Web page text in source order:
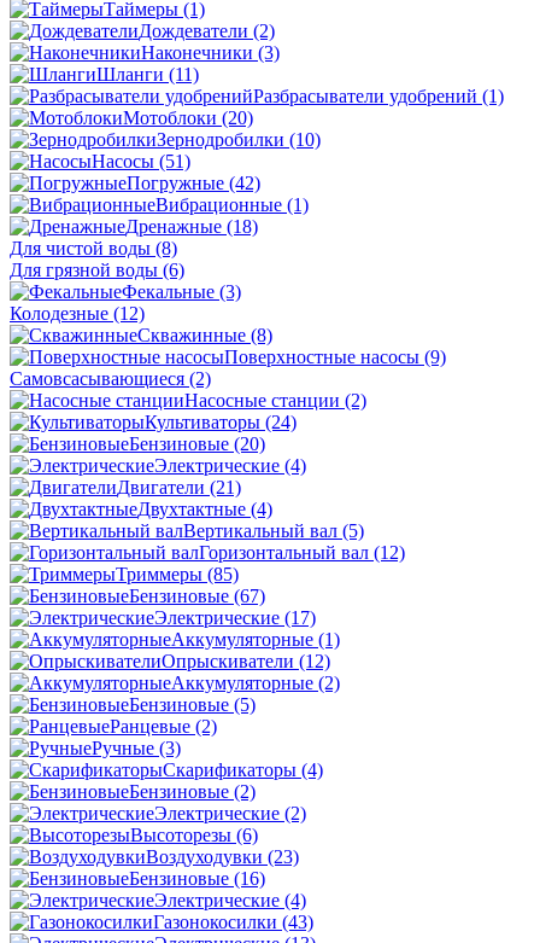
Таймеры (1)
Дождеватели (2)
Наконечники (3)
Шланги (11)
Разбрасыватели удобрений (1)
Мотоблоки (20)
Зернодробилки (10)
Насосы (51)
Погружные (42)
Вибрационные (1)
Дренажные (18)
Для чистой воды (8)
Для грязной воды (6)
Фекальные (3)
Колодезные (12)
Скважинные (8)
Поверхностные насосы (9)
Самовсасывающиеся (2)
Насосные станции (2)
Культиваторы (24)
Бензиновые (20)
Электрические (4)
Двигатели (21)
Двухтактные (4)
Вертикальный вал (5)
Горизонтальный вал (12)
Триммеры (85)
Бензиновые (67)
Электрические (17)
Аккумуляторные (1)
Опрыскиватели (12)
Аккумуляторные (2)
Бензиновые (5)
Ранцевые (2)
Ручные (3)
Скарификаторы (4)
Бензиновые (2)
Электрические (2)
Высоторезы (6)
Воздуходувки (23)
Бензиновые (16)
Электрические (4)
Газонокосилки (43)